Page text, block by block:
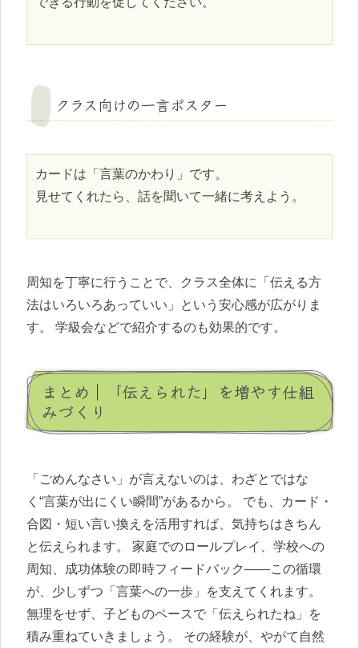
クラス向けの一言ポスター
カードは「言葉のかわり」です。
見せてくれたら、話を聞いて一緒に考えよう。
周知を丁寧に行うことで、クラス全体に「伝える方
法はいろいろあっていい」という安心感が広がりま
す。 学級会などで紹介するのも効果的です。
まとめ｜「伝えられた」を増やす仕組
みづくり
「ごめんなさい」が言えないのは、わざとではな
く“言葉が出にくい瞬間”があるから。 でも、カード・
合図・短い言い換えを活用すれば、気持ちはきちん
と伝えられます。 家庭でのロールプレイ、学校への
周知、成功体験の即時フィードバック――この循環
が、少しずつ「言葉への一歩」を支えてくれます。
無理をせず、子どものペースで「伝えられたね」を
積み重ねていきましょう。 その経験が、やがて自然